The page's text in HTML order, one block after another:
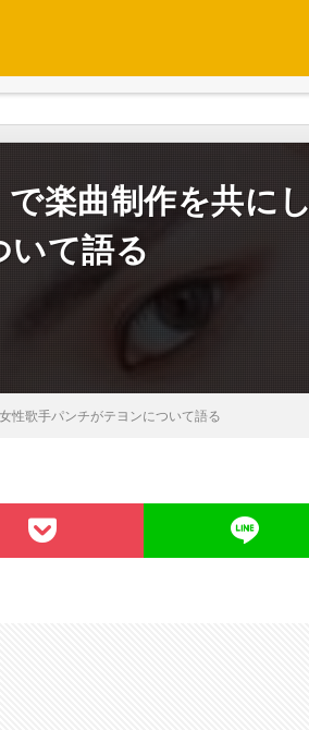
で楽曲制作を共にし
いて語る
性歌手パンチがテヨンについて語る